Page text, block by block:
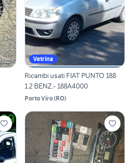
Vetrina
Ricambi usati FIAT PUNTO 188
1.2 BENZ.- 188A4000
Porto Viro(RO)